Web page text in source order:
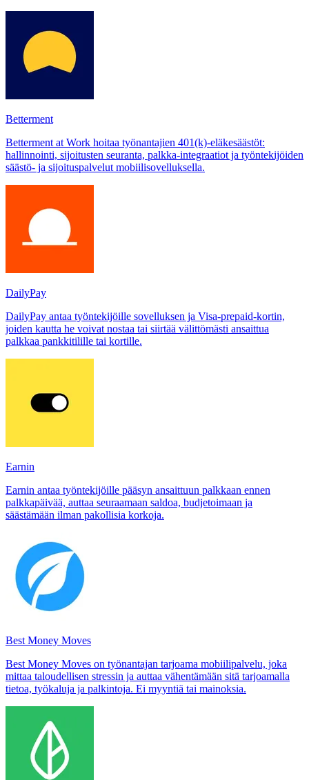
Betterment
Betterment at Work hoitaa työnantajien 401(k)-eläkesäästöt:
hallinnointi, sijoitusten seuranta, palkka-integraatiot ja työntekijöiden
säästö- ja sijoituspalvelut mobiilisovelluksella.
DailyPay
DailyPay antaa työntekijöille sovelluksen ja Visa-prepaid-kortin,
joiden kautta he voivat nostaa tai siirtää välittömästi ansaittua
palkkaa pankkitilille tai kortille.
Earnin
Earnin antaa työntekijöille pääsyn ansaittuun palkkaan ennen
palkkapäivää, auttaa seuraamaan saldoa, budjetoimaan ja
säästämään ilman pakollisia korkoja.
Best Money Moves
Best Money Moves on työnantajan tarjoama mobiilipalvelu, joka
mittaa taloudellisen stressin ja auttaa vähentämään sitä tarjoamalla
tietoa, työkaluja ja palkintoja. Ei myyntiä tai mainoksia.